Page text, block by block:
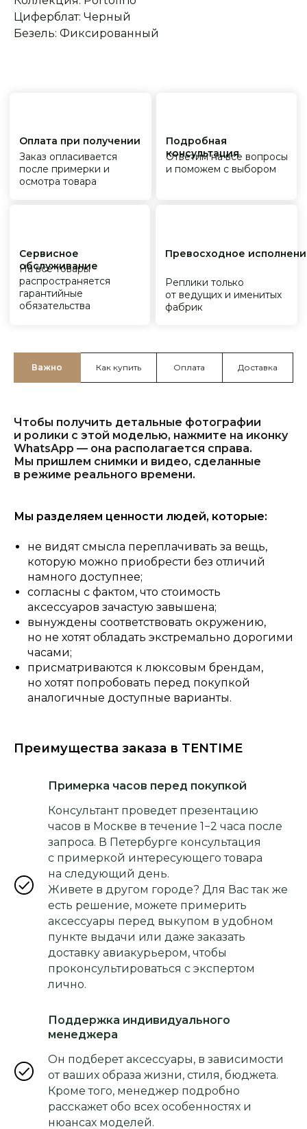
Циферблат: Черный
Безель: Фиксированный
Важно Как купить Оплата Доставка
Чтобы получить детальные фотографии
и ролики с этой моделью, нажмите на иконку
WhatsApp — она располагается справа.
Мы пришлем снимки и видео, сделанные
в режиме реального времени.
Мы разделяем ценности людей, которые:
не видят смысла переплачивать за вещь,
которую можно приобрести без отличий
намного доступнее;
согласны с фактом, что стоимость
аксессуаров зачастую завышена;
вынуждены соответствовать окружению,
но не хотят обладать экстремально дорогими
часами;
присматриваются к люксовым брендам,
но хотят попробовать перед покупкой
аналогичные доступные варианты.
Преимущества заказа в TENTIME
Примерка часов перед покупкой
Консультант проведет презентацию
часов в Москве в течение 1−2 часа после
запроса. В Петербурге консультация
с примеркой интересующего товара
на следующий день.
Живете в другом городе? Для Вас так же
есть решение, можете примерить
аксессуары перед выкупом в удобном
пункте выдачи или даже заказать
доставку авиакурьером, чтобы
проконсультироваться с экспертом
лично.
Поддержка индивидуального
менеджера
Он подберет аксессуары, в зависимости
от ваших образа жизни, стиля, бюджета.
Кроме того, менеджер подробно
расскажет обо всех особенностях и
нюансах моделей.